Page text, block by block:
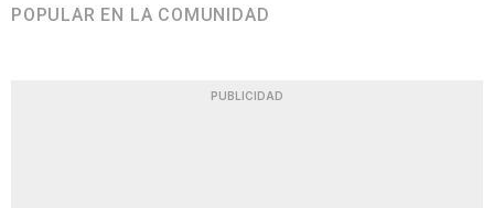
POPULAR EN LA COMUNIDAD
PUBLICIDAD